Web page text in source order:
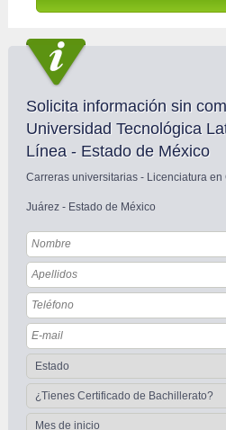
Solicita información sin
Universidad Tecnológica
Línea - Estado de México
Carreras universitarias - Licenciatura
Juárez - Estado de México